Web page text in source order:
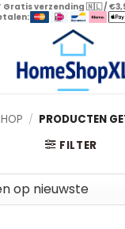
Gratis verzending 🇳🇱 /
/ PRODUCTEN
FILTER